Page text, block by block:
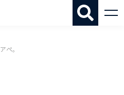
ル」雪中アペ。